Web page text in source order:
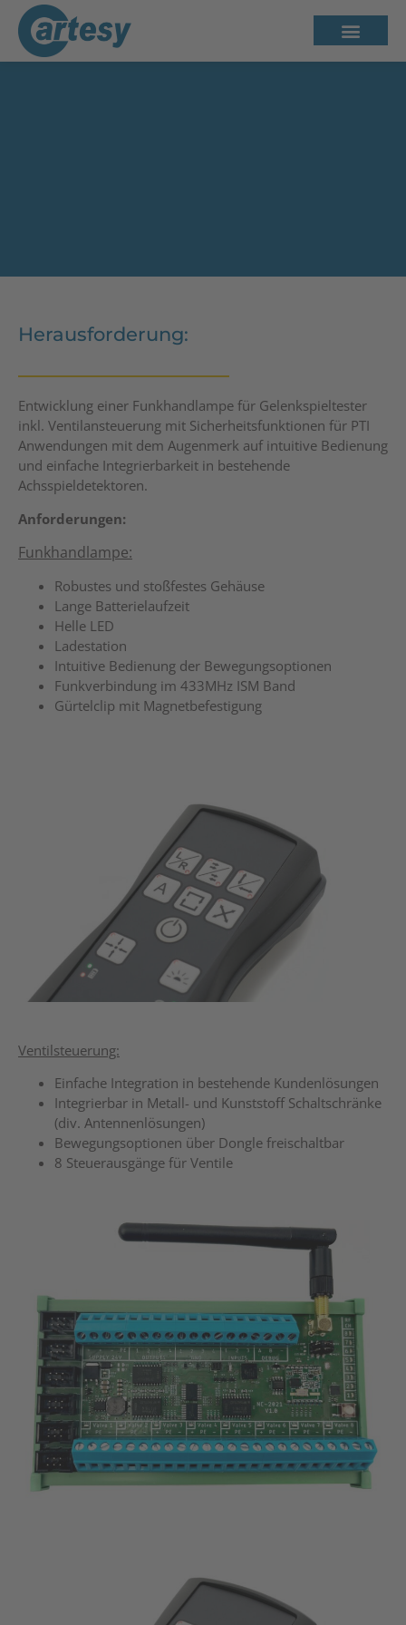
Gelenkspieltester
Für die HU, SP und PTI
Herausforderung:
Entwicklung einer Funkhandlampe für Gelenkspieltester
inkl. Ventilansteuerung mit Sicherheitsfunktionen für PTI
Anwendungen mit dem Augenmerk auf intuitive Bedienung
und einfache Integrierbarkeit in bestehende
Achsspieldetektoren.
Anforderungen:
Funkhandlampe:
Robustes und stoßfestes Gehäuse
Lange Batterielaufzeit
Helle LED
Ladestation
Intuitive Bedienung der Bewegungsoptionen
Funkverbindung im 433MHz ISM Band
Gürtelclip mit Magnetbefestigung
Ventilsteuerung:
Einfache Integration in bestehende Kundenlösungen
Integrierbar in Metall- und Kunststoff Schaltschränke
(div. Antennenlösungen)
Bewegungsoptionen über Dongle freischaltbar
8 Steuerausgänge für Ventile